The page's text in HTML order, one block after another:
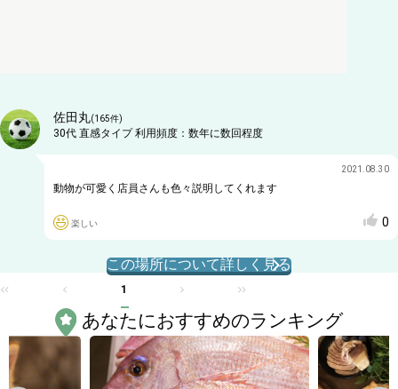
佐田丸(165件)
30代 直感タイプ利用頻度： 数年に数回程度
2021.08.30
動物が可愛く店員さんも色々説明してくれます
楽しい 0
この場所について詳しく見る
1
あなたにおすすめのランキング